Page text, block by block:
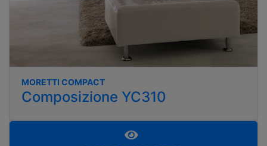
MORETTI COMPACT
Composizione YC310